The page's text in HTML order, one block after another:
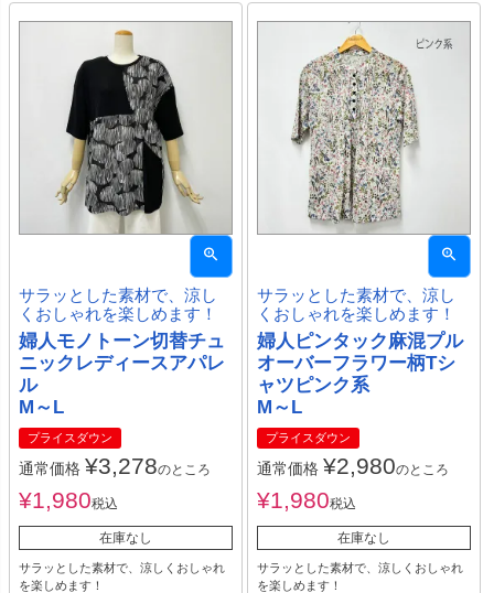
サラッとした素材で、涼し
くおしゃれを楽しめます！
婦人モノトーン切替チュ
ニックレディースアパレ
ル
M～L
プライスダウン
通常価格 ¥3,278のところ
¥1,980税込
在庫なし
サラッとした素材で、涼しくおしゃれ
を楽しめます！
サラッとした素材で、涼し
くおしゃれを楽しめます！
婦人ピンタック麻混プル
オーバーフラワー柄Tシ
ャツピンク系
M～L
プライスダウン
通常価格 ¥2,980のところ
¥1,980税込
在庫なし
サラッとした素材で、涼しくおしゃれ
を楽しめます！